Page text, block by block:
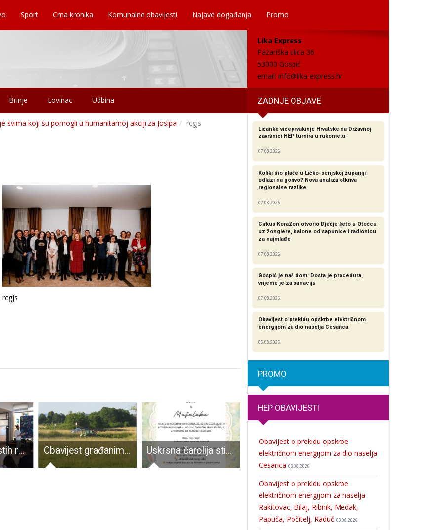
Sport Crna kronika Komunalne obavijesti Najave događanja Promo
Lika Express
Pazariška ulica 36
53000 Gospić
email: info@lika-express.hr
Brinje Lovinac Udbina ZADNJE OBJAVE
svima koji su pomogli u humanitarnoj akciji za Josipa rcgjs
rcgjs
Za učenike šestih razreda gospićke osnovne škole izvedena odlična i edukativna predstava “Abeceda interneta” Obavijest građanima o obvezi uređivanja zapuštenih poljoprivrednih površina Uskrsna čarolija stiže u Područnu školu Mušaluk 25 novooboljelih od COVID-19, 48 izliječenih
Ličanke viceprvakinje Hrvatske na Državnoj
završnici HEP turnira u rukometu
07.08.2026
Koliki dio plaće u Ličko-senjskoj županiji
odlazi na gorivo? Nova analiza otkriva
regionalne razlike​
07.08.2026
Cirkus KoraZon otvorio Dječje ljeto u Otočcu
uz žonglere, balone od sapunice i radionicu
za najmlađe
07.08.2026
Gospić je naš dom: Dosta je procedura,
vrijeme je za sanaciju
07.08.2026
Obavijest o prekidu opskrbe električnom
energijom za dio naselja Cesarica
06.08.2026
PROMO
HEP OBAVIJESTI
Obavijest o prekidu opskrbe
električnom energijom za dio naselja
Cesarica 06.08.2026
Obavijest o prekidu opskrbe
električnom energijom za naselja
Rakitovac, Bilaj, Ribnik, Medak,
Papuča, Počitelj, Raduč 03.08.2026